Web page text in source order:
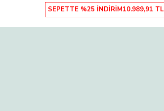
SEPETTE %25 İNDİRİM10.989,91 TL